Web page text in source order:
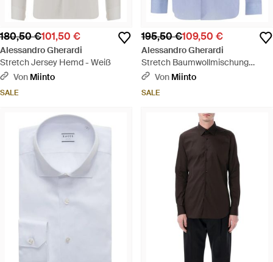
180,50 €101,50 €
Alessandro Gherardi
Stretch Jersey Hemd - Weiß
Von Miinto
SALE
195,50 €109,50 €
Alessandro Gherardi
Stretch Baumwollmischung
Hemd - Blau
Von Miinto
SALE